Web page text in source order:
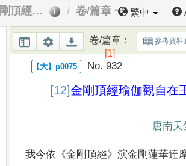
T0932 金剛頂經瑜伽觀自在王如來修行法 卷/篇章 一 繁中
卷/篇章：
[1]
參考資料
No. 932
[12]金剛頂經瑜伽觀自在
唐南天
我今依 《金剛頂經》演金剛蓮華達